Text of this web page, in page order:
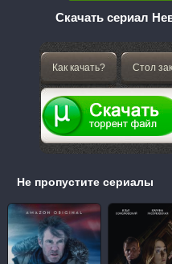
Скачать сериал
Как качать? Стол
Не пропустите сериалы